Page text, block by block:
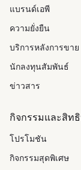
แบรนด์เอพี
ความยั่งยืน
บริการหลังการขาย
นักลงทุนสัมพันธ์
ข่าวสาร
กิจกรรมและสิท
โปรโมชัน
กิจกรรมสุดพิเศษ